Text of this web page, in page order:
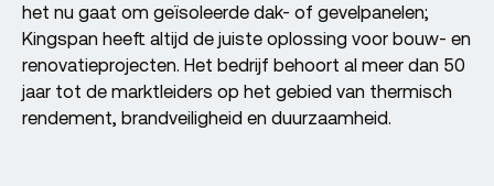
het nu gaat om geïsoleerde dak- of gevelpanelen;
Kingspan heeft altijd de juiste oplossing voor bouw- en
renovatieprojecten. Het bedrijf behoort al meer dan 50
jaar tot de marktleiders op het gebied van thermisch
rendement, brandveiligheid en duurzaamheid.